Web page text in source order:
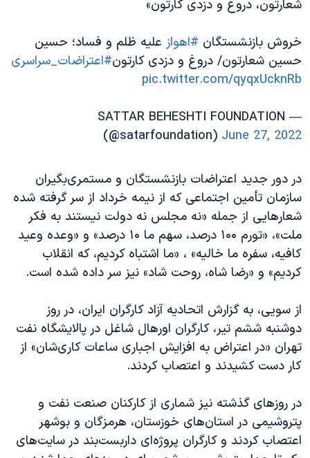
شعارتون، دروغ و دزدی کارتون»
خروش بازنشستگان #اهواز علیه ظلم و فساد؛ حسین
حسین شعارتون/ دروغ و دزدی کارتون#اعتراضات_سراسری
pic.twitter.com/qyqxUcknRb
— SATTAR BEHESHTI FOUNDATION
(@satarfoundation) June 27, 2022
در دور جدید اعتراضات بازنشستگان و مستمری‌بگیران
سازمان تأمین اجتماعی که از نیمه خرداد از سر گرفته شده
شعارهایی از جمله «نه مجلس نه دولت نیستند به فکر
ملت»، «تورم ۱۰۰ درصد، سهم ما ۱۰ درصد» و «وعده وعید
کافیه، سفره ما خالیه» ، «ما اشتباه کردیم، که انقلاب
کردیم» و «رضا شاه، روحت شاد» نیز سر داده شده است.
از سویی، به گزارش اتحادیه آزاد کارگران ایران، در روز
دوشنبه ششم تیر، کارگران اورهال شاغل در پالایشگاه نفت
تهران «در اعتراض به افزایش اجباری ساعات کاری‌شان» از
کار دست کشیدند و اعتصاب کردند.
در روزهای گذشته نیز شماری از کارکنان صنعت نفت و
پتروشیمی در استان‌های خوزستان، هرمزگان و بوشهر
اعتصاب کردند و کارگران پروژه‌ای داربست‌بند در سایت‌های